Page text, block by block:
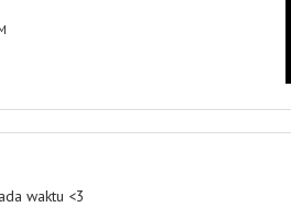
waktu <3